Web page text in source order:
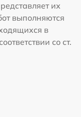
их
выполняются
в
со ст.